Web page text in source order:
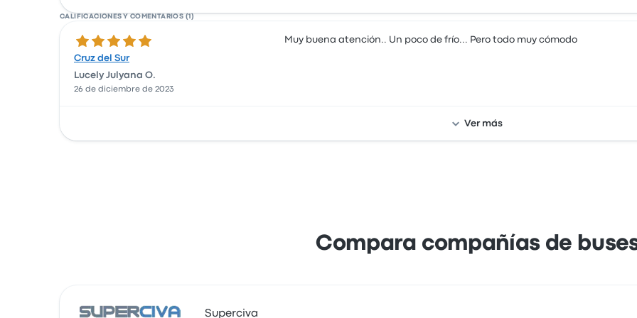
CALIFICACIONES Y COMENTARIOS (1)
Muy buena atención.. Un poco de frío... Pero todo muy cómodo
5.0 de 5 estrellas
Cruz del Sur
Lucely Julyana O.
26 de diciembre de 2023
Ver más
Compara compañías de
Superciva